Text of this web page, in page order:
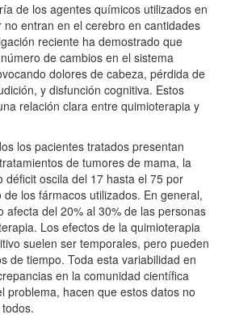
de los agentes químicos utilizados en
no entran en el cerebro en cantidades
reciente ha demostrado que
de cambios en el sistema
dolores de cabeza, pérdida de
y disfunción cognitiva. Estos
relación clara entre quimioterapia y
los pacientes tratados presentan
de tumores de mama, la
déficit oscila del 17 hasta el 75 por
los fármacos utilizados. En general,
afecta del 20% al 30% de las personas
Los efectos de la quimioterapia
suelen ser temporales, pero pueden
de tiempo. Toda esta variabilidad en
en la comunidad científica
problema, hacen que estos datos no